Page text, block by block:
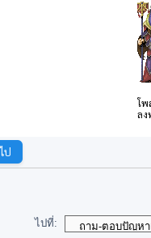
โพ
ลง
ไปที่: